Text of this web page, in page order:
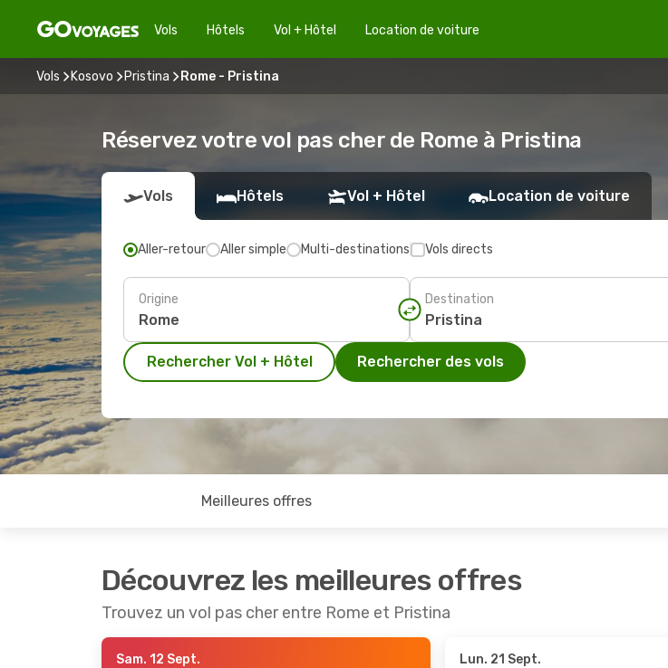
Vols Hôtels Vol + Hôtel Location de voiture
Vols Kosovo Pristina Rome - Pristina
Réservez votre vol pas cher de Rome à Pristina
Vols Hôtels Vol + Hôtel Location de voiture
Aller-retour Aller simple Multi-destinations Vols directs
Origine Destination
Rechercher Vol + Hôtel Rechercher des vols
Meilleures offres
Découvrez les meilleures offres
Trouvez un vol pas cher entre Rome et Pristina
Sam. 12 Sept. Lun. 21 Sept.